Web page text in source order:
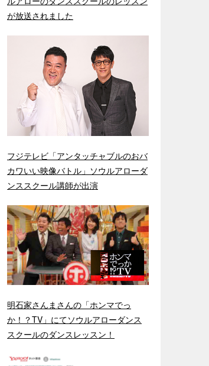
が放送されました
フジテレビ「アンタッチャブルのおバ
カワいい映像バトル」ソウルアローダ
ンススクール講師が出演
明石家さんまさんの「ホンマでっ
か！？TV」にてソウルアローダンス
スクールのダンスレッスン！